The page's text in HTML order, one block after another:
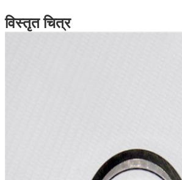
विस्तृत चित्र